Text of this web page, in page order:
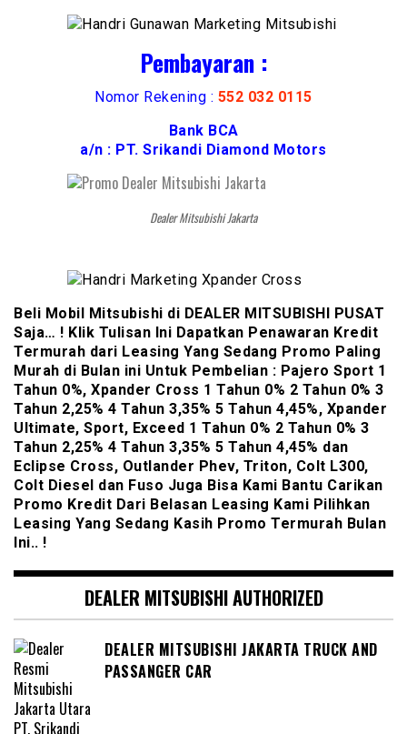
Pembayaran :
Nomor Rekening : 552 032 0115
Bank BCA
a/n : PT. Srikandi Diamond Motors
Dealer Mitsubishi Jakarta
Beli Mobil Mitsubishi di DEALER MITSUBISHI PUSAT
Saja… ! Klik Tulisan Ini Dapatkan Penawaran Kredit
Termurah dari Leasing Yang Sedang Promo Paling
Murah di Bulan ini Untuk Pembelian : Pajero Sport 1
Tahun 0%, Xpander Cross 1 Tahun 0% 2 Tahun 0% 3
Tahun 2,25% 4 Tahun 3,35% 5 Tahun 4,45%, Xpander
Ultimate, Sport, Exceed 1 Tahun 0% 2 Tahun 0% 3
Tahun 2,25% 4 Tahun 3,35% 5 Tahun 4,45% dan
Eclipse Cross, Outlander Phev, Triton, Colt L300,
Colt Diesel dan Fuso Juga Bisa Kami Bantu Carikan
Promo Kredit Dari Belasan Leasing Kami Pilihkan
Leasing Yang Sedang Kasih Promo Termurah Bulan
Ini.. !
DEALER MITSUBISHI AUTHORIZED
DEALER MITSUBISHI JAKARTA TRUCK AND
PASSANGER CAR